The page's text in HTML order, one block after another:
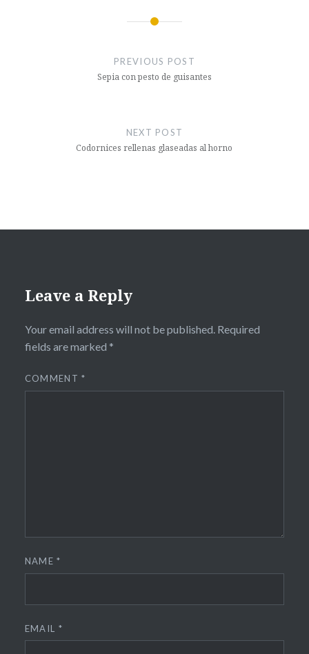
PREVIOUS POST
Sepia con pesto de guisantes
NEXT POST
Codornices rellenas glaseadas al horno
Leave a Reply
Your email address will not be published. Required
fields are marked *
COMMENT*
NAME*
EMAIL *